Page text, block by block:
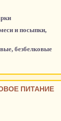
и посыпки,
безбелковые
ПИТАНИЕ